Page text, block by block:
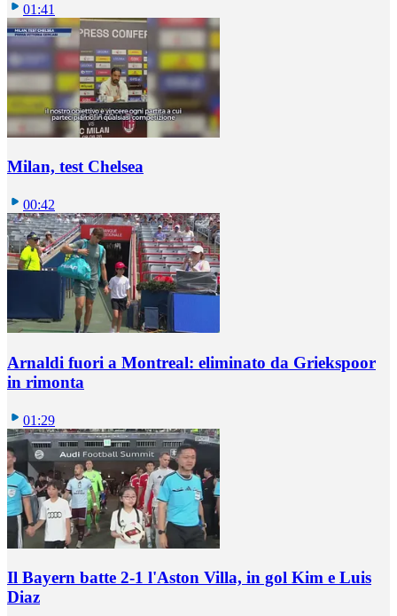
01:41
Milan, test Chelsea
00:42
Arnaldi fuori a Montreal: eliminato da Griekspoor
in rimonta
01:29
Il Bayern batte 2-1 l'Aston Villa, in gol Kim e Luis
Diaz